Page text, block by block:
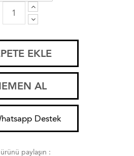
EKLE
AL
Destek
paylaşın :